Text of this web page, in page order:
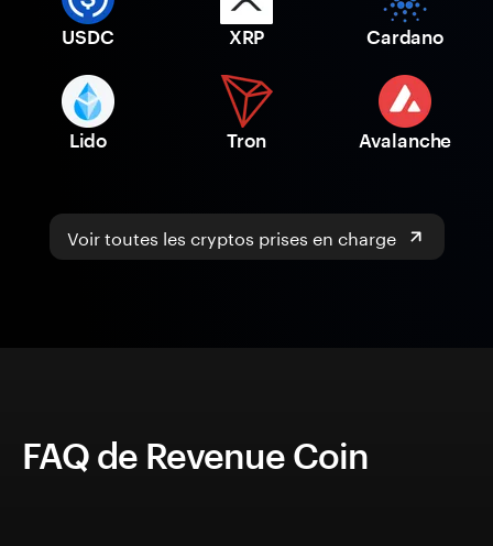
USDC XRP Cardano
Lido Tron Avalanche
Voir toutes les cryptos prises en charge
FAQ de Revenue Coin